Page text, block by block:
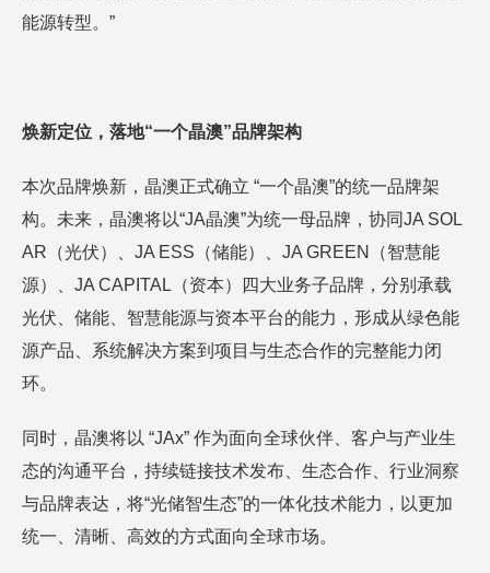
能源转型。”
焕新定位，落地“一个晶澳”品牌架构
本次品牌焕新，晶澳正式确立 “一个晶澳”的统一品牌架
构。未来，晶澳将以“JA晶澳”为统一母品牌，协同JA SOL
AR（光伏）、JA ESS（储能）、JA GREEN（智慧能
源）、JA CAPITAL（资本）四大业务子品牌，分别承载
光伏、储能、智慧能源与资本平台的能力，形成从绿色能
源产品、系统解决方案到项目与生态合作的完整能力闭
环。
同时，晶澳将以 “JAx” 作为面向全球伙伴、客户与产业生
态的沟通平台，持续链接技术发布、生态合作、行业洞察
与品牌表达，将“光储智生态”的一体化技术能力，以更加
统一、清晰、高效的方式面向全球市场。